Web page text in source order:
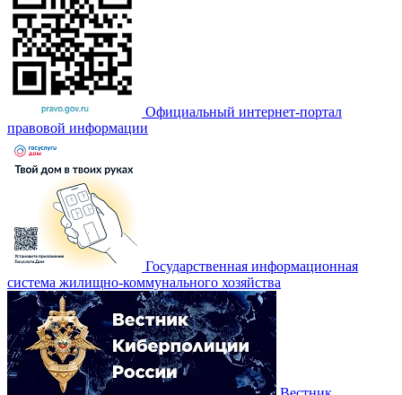
Официальный интернет-портал
правовой информации
Государственная информационная
система жилищно-коммунального хозяйства